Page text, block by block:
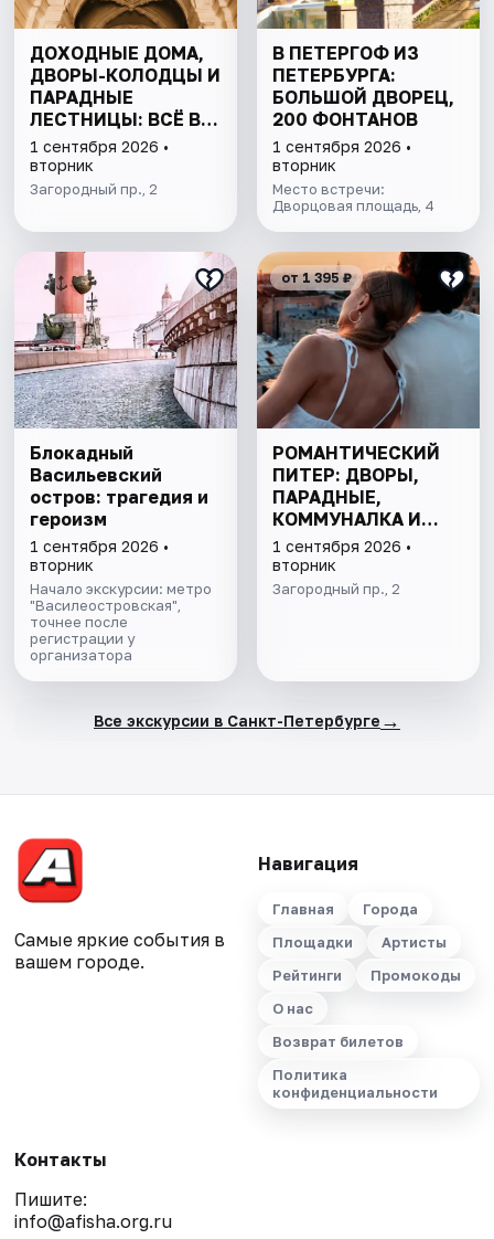
ДОХОДНЫЕ ДОМА,
ДВОРЫ-КОЛОДЦЫ И
ПАРАДНЫЕ
ЛЕСТНИЦЫ: ВСЁ В
ОДНОЙ ПРОГУЛКЕ
1 сентября 2026 •
вторник
Загородный пр., 2
В ПЕТЕРГОФ ИЗ
ПЕТЕРБУРГА:
БОЛЬШОЙ ДВОРЕЦ,
200 ФОНТАНОВ
1 сентября 2026 •
вторник
Место встречи:
Дворцовая площадь, 4
Блокадный
Васильевский
остров: трагедия и
героизм
1 сентября 2026 •
вторник
Начало экскурсии: метро
"Василеостровская",
точнее после
регистрации у
организатора
от 1 395 ₽
РОМАНТИЧЕСКИЙ
ПИТЕР: ДВОРЫ,
ПАРАДНЫЕ,
КОММУНАЛКА И
КРЫША
1 сентября 2026 •
вторник
Загородный пр., 2
Все экскурсии в Санкт-Петербурге →
Самые яркие события в
вашем городе.
Навигация
Главная
Города
Площадки
Артисты
Рейтинги
Промокоды
О нас
Возврат билетов
Политика
конфиденциальности
Контакты
Пишите:
info@afisha.org.ru